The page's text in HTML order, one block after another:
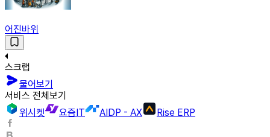
어진바위
스크랩
물어보기
서비스 전체보기
위시켓
요즘IT AIDP - AX Rise ERP